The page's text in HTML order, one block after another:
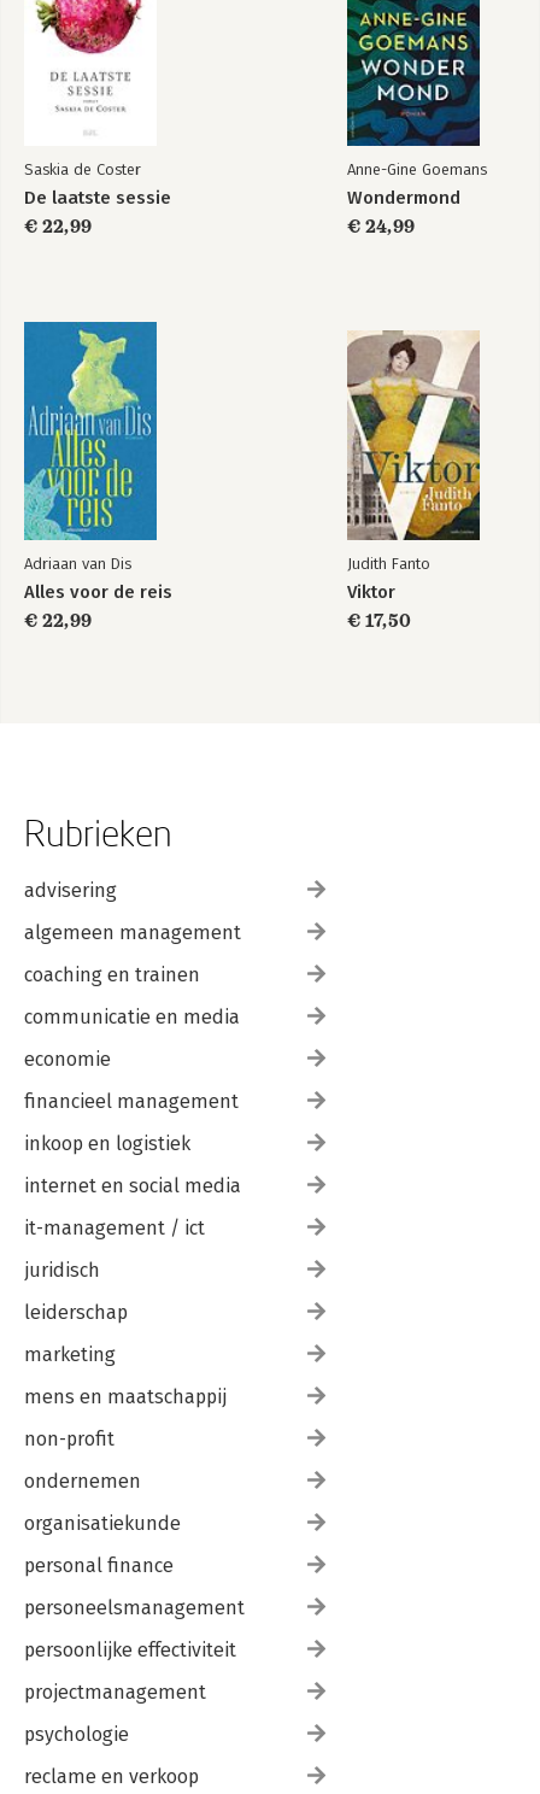
Saskia de Coster
De laatste sessie
€ 22,99
Anne-Gine Goemans
Wondermond
€ 24,99
Adriaan van Dis
Alles voor de reis
€ 22,99
Judith Fanto
Viktor
€ 17,50
Rubrieken
advisering
algemeen management
coaching en trainen
communicatie en media
economie
financieel management
inkoop en logistiek
internet en social media
it-management / ict
juridisch
leiderschap
marketing
mens en maatschappij
non-profit
ondernemen
organisatiekunde
personal finance
personeelsmanagement
persoonlijke effectiviteit
projectmanagement
psychologie
reclame en verkoop